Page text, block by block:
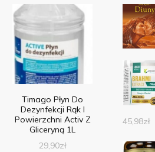
Timago Płyn Do
Dezynfekcji Rąk I
Powierzchni Activ Z
Gliceryną 1L
29,90zł
45,98zł